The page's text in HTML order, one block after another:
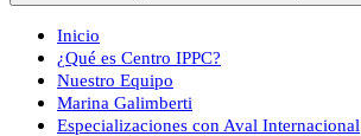
Inicio
¿Qué es Centro IPPC?
Nuestro Equipo
Marina Galimberti
Especializaciones con Aval Internacional